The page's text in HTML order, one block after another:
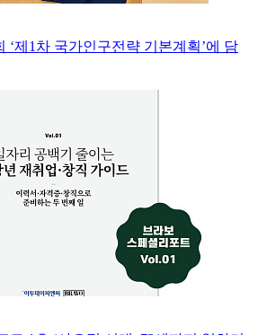
‘제1차 국가인구전략 기본계획’에 담